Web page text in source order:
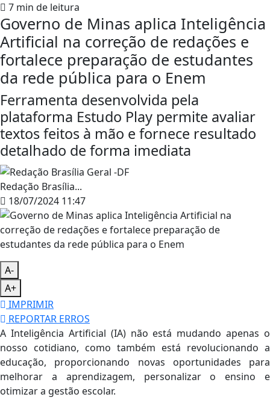
7 min de leitura
Governo de Minas aplica Inteligência
Artificial na correção de redações e
fortalece preparação de estudantes
da rede pública para o Enem
Ferramenta desenvolvida pela
plataforma Estudo Play permite avaliar
textos feitos à mão e fornece resultado
detalhado de forma imediata
Redação Brasília...
18/07/2024 11:47
A-
A+
IMPRIMIR
REPORTAR ERROS
A Inteligência Artificial (IA) não está mudando apenas o
nosso cotidiano, como também está revolucionando a
educação, proporcionando novas oportunidades para
melhorar a aprendizagem, personalizar o ensino e
otimizar a gestão escolar.